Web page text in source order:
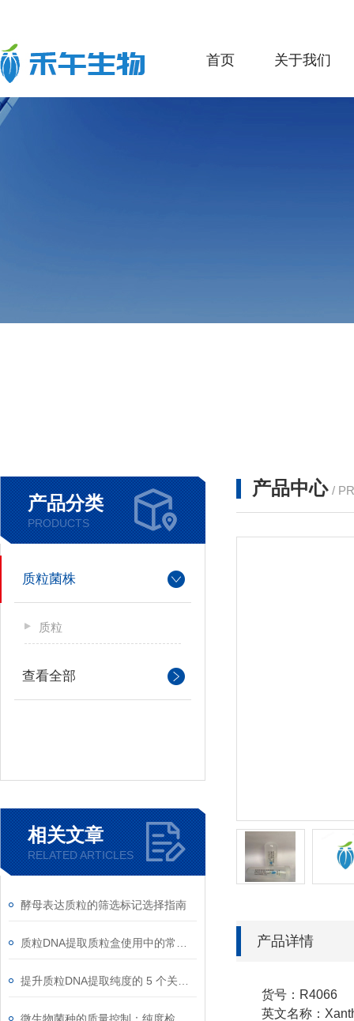
首页 关于我们
产品分类
PRODUCTS
质粒菌株
质粒
查看全部
相关文章
RELATED ARTICLES
酵母表达质粒的筛选标记选择指南
产品中心 /
产品详情
货号：R4066
英文名称：